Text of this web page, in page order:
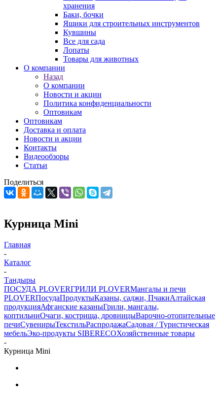
хранения
Баки, бочки
Ящики для строительных инструментов
Кувшины
Все для сада
Лопаты
Товары для животных
О компании
Назад
О компании
Новости и акции
Политика конфиденциальности
Оптовикам
Оптовикам
Доставка и оплата
Новости и акции
Контакты
Видеообзоры
Статьи
Поделиться
Курница Mini
Главная
-
Каталог
-
Тандыры
ПОСУДА PLOVERГРИЛИ PLOVERМангалы и печи
PLOVERПосудаПродуктыКазаны, саджи, ПчакиАлтайская
продукцияАфганские казаныГрили, мангалы,
коптильниОчаги, кострища, дровницыВарочно-отопительные
печиСувенирыТекстильРаспродажаСадовая / Туристическая
мебельЭко-продукты SIBERECOХозяйственные товары
-
Курница Mini